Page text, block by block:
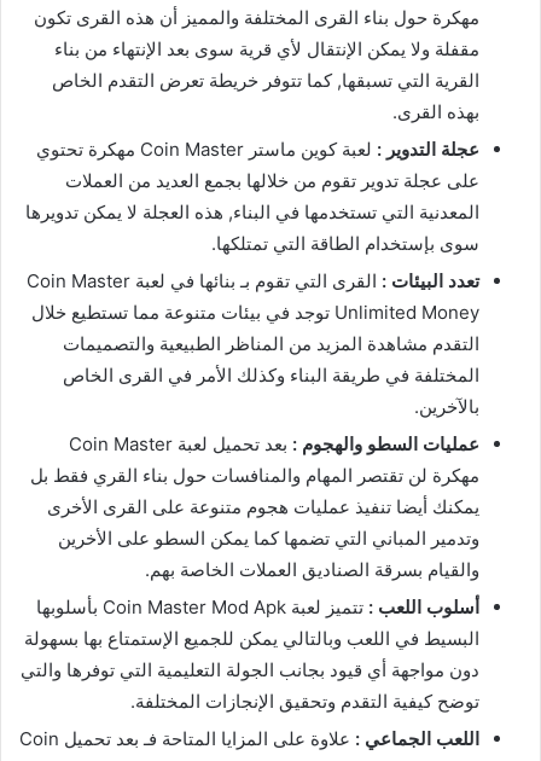
مهكرة حول بناء القرى المختلفة والمميز أن هذه القرى تكون
مقفلة ولا يمكن الإنتقال لأي قرية سوى بعد الإنتهاء من بناء
القرية التي تسبقها, كما تتوفر خريطة تعرض التقدم الخاص
بهذه القرى.
عجلة التدوير :
لعبة كوين ماستر Coin Master مهكرة تحتوي
على عجلة تدوير تقوم من خلالها بجمع العديد من العملات
المعدنية التي تستخدمها في البناء, هذه العجلة لا يمكن تدويرها
سوى بإستخدام الطاقة التي تمتلكها.
تعدد البيئات :
القرى التي تقوم بـ بنائها في لعبة Coin Master
Unlimited Money توجد في بيئات متنوعة مما تستطيع خلال
التقدم مشاهدة المزيد من المناظر الطبيعية والتصميمات
المختلفة في طريقة البناء وكذلك الأمر في القرى الخاص
بالآخرين.
عمليات السطو والهجوم :
بعد تحميل لعبة Coin Master
مهكرة لن تقتصر المهام والمنافسات حول بناء القري فقط بل
يمكنك أيضا تنفيذ عمليات هجوم متنوعة على القرى الأخرى
وتدمير المباني التي تضمها كما يمكن السطو على الأخرين
والقيام بسرقة الصناديق العملات الخاصة بهم.
أسلوب اللعب :
تتميز لعبة Coin Master Mod Apk بأسلوبها
البسيط في اللعب وبالتالي يمكن للجميع الإستمتاع بها بسهولة
دون مواجهة أي قيود بجانب الجولة التعليمية التي توفرها والتي
توضح كيفية التقدم وتحقيق الإنجازات المختلفة.
اللعب الجماعي :
علاوة على المزايا المتاحة فـ بعد تحميل Coin